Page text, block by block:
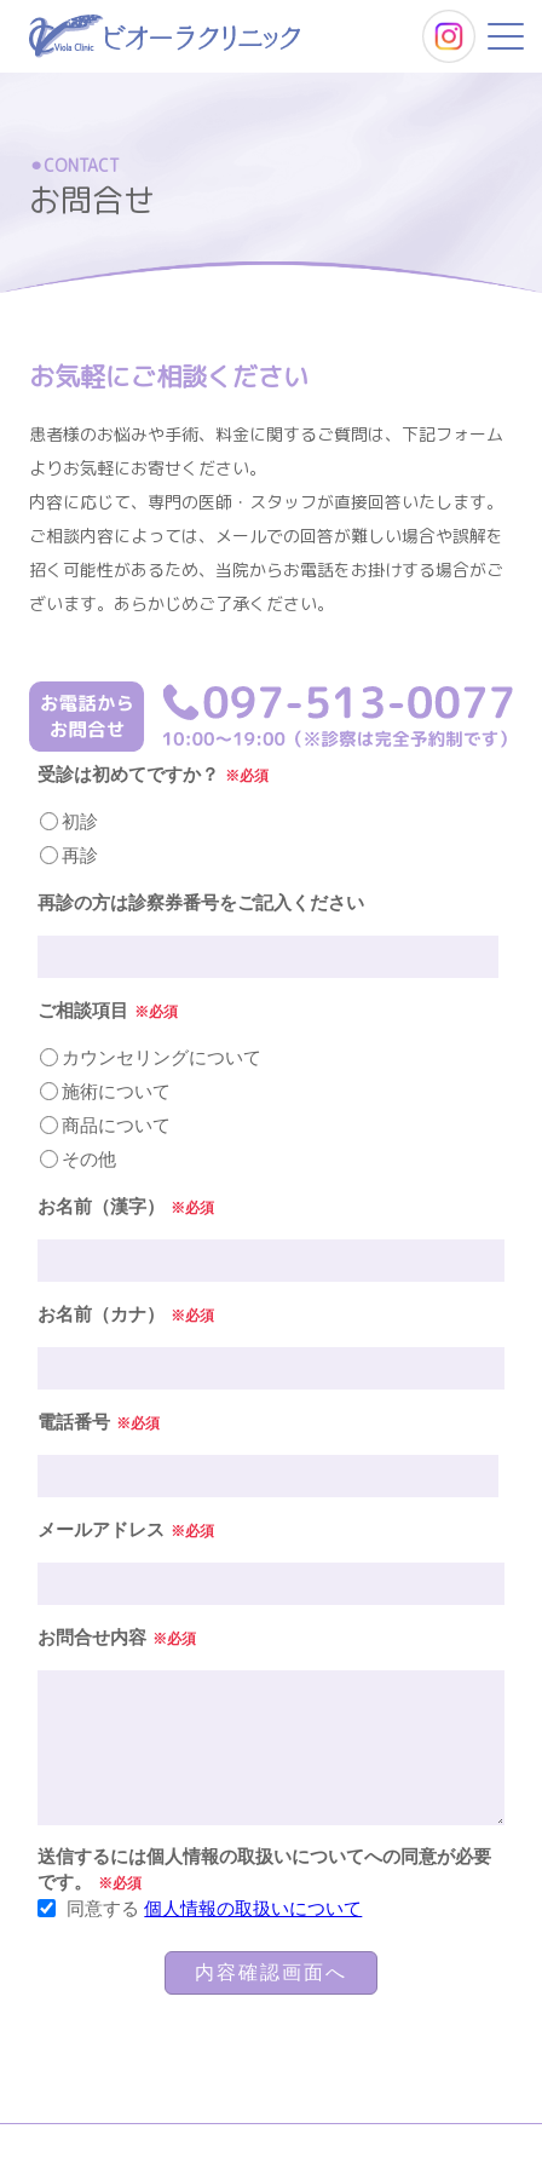
商品紹介
CONTACT
お問合せ
お気軽にご相談ください
患者様のお悩みや手術、料金に関するご質問は、下記フォーム
よりお気軽にお寄せください。
内容に応じて、専門の医師・スタッフが直接回答いたします。
ご相談内容によっては、メールでの回答が難しい場合や誤解を
招く可能性があるため、当院からお電話をお掛けする場合がご
ざいます。あらかじめご了承ください。